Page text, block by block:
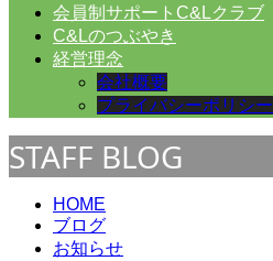
会員制サポートC&Lクラブ
C&Lのつぶやき
経営理念
会社概要
プライバシーポリシー
STAFF BLOG
HOME
ブログ
お知らせ